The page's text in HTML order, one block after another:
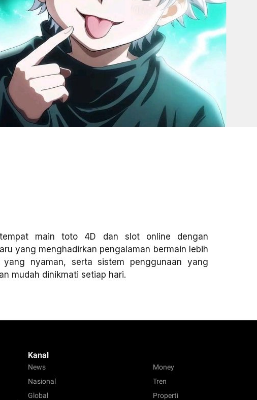
main toto 4D dan slot online dengan
yang menghadirkan pengalaman bermain lebih
yang nyaman, serta sistem penggunaan yang
mudah dinikmati setiap hari.
Kanal
News
Nasional
Global
Money
Tren
Properti